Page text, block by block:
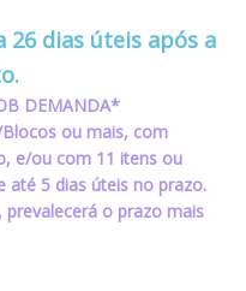
26 dias úteis após a
DEMANDA*
ou mais, com
e/ou com 11 itens ou
até 5 dias úteis no prazo.
o prazo mais